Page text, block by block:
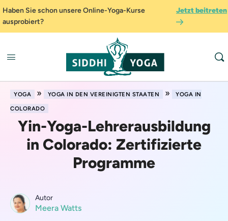
Haben Sie schon unsere Online-Yoga-Kurse
ausprobiert?
Jetzt beitreten
YOGA » YOGA IN DEN VEREINIGTEN STAATEN »
YOGA IN
COLORADO
Yin-Yoga-Lehrerausbildung
in Colorado: Zertifizierte
Programme
Autor
Meera Watts